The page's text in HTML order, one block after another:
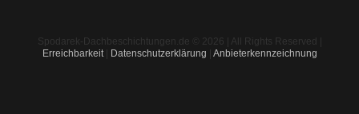
Spodarek-Dachbeschichtungen.de © 2026 | All Rights Reserved |
Erreichbarkeit| Datenschutzerklärung | Anbieterkennzeichnung